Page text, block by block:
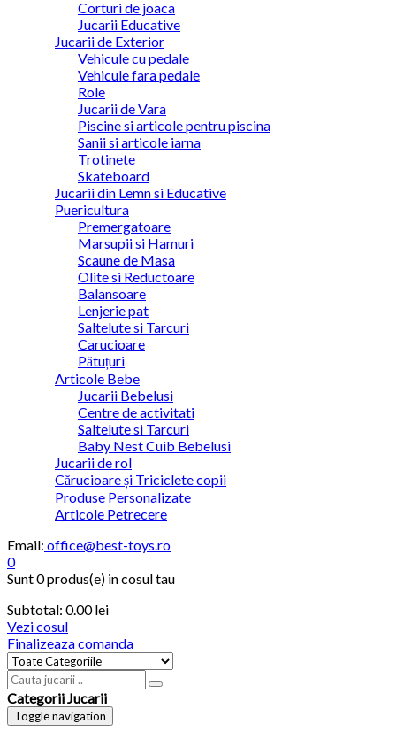
Corturi de joaca
Jucarii Educative
Jucarii de Exterior
Vehicule cu pedale
Vehicule fara pedale
Role
Jucarii de Vara
Piscine si articole pentru piscina
Sanii si articole iarna
Trotinete
Skateboard
Jucarii din Lemn si Educative
Puericultura
Premergatoare
Marsupii si Hamuri
Scaune de Masa
Olite si Reductoare
Balansoare
Lenjerie pat
Saltelute si Tarcuri
Carucioare
Pătuțuri
Articole Bebe
Jucarii Bebelusi
Centre de activitati
Saltelute si Tarcuri
Baby Nest Cuib Bebelusi
Jucarii de rol
Cărucioare și Triciclete copii
Produse Personalizate
Articole Petrecere
Email: office@best-toys.ro
0
Sunt0 produs(e) in cosul tau
Subtotal: 0.00lei
Vezi cosul
Finalizeaza comanda
Categorii Jucarii
Toggle navigation